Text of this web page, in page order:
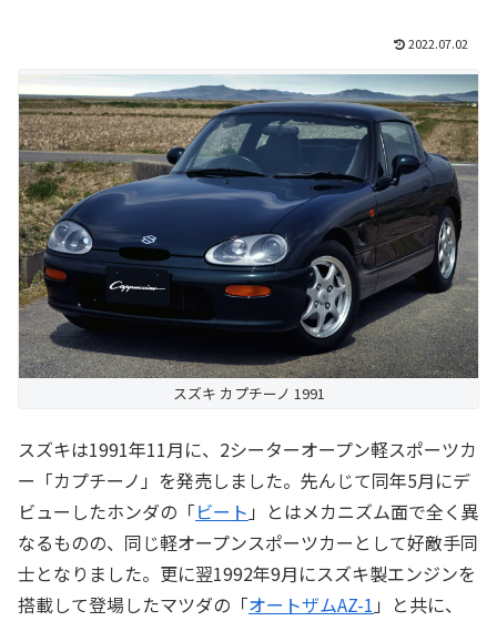
2022.07.02
スズキ カプチーノ 1991
スズキは1991年11月に、2シーターオープン軽スポーツカ
ー「カプチーノ」を発売しました。先んじて同年5月にデ
ビューしたホンダの「ビート 」とはメカニズム面で全く異
なるものの、同じ軽オープンスポーツカーとして好敵手同
士となりました。更に翌1992年9月にスズキ製エンジンを
搭載して登場したマツダの「オートザムAZ-1 」と共に、